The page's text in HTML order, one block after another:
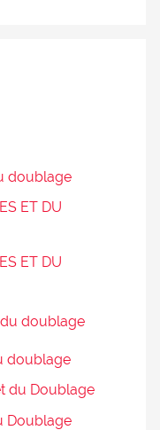
doublage
ET DU
ET DU
du doublage
doublage
du Doublage
Doublage